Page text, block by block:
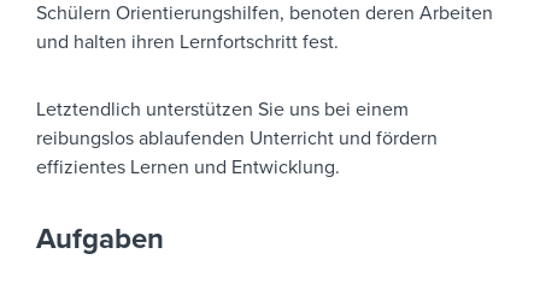
Schülern Orientierungshilfen, benoten deren Arbeiten
und halten ihren Lernfortschritt fest.
Letztendlich unterstützen Sie uns bei einem
reibungslos ablaufenden Unterricht und fördern
effizientes Lernen und Entwicklung.
Aufgaben